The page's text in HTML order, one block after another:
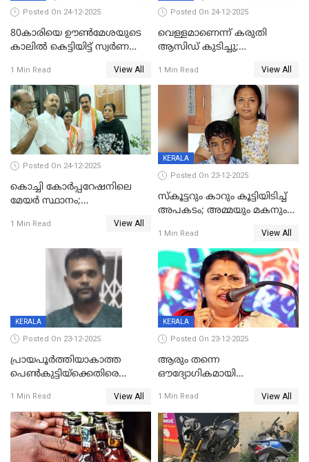
Posted On 24-12-2025
80കാരിയെ ഊൺമേശയുടെ
കാലിൽ കെട്ടിയിട്ട് സ്വർണവും
കൊച്ചുമകനും സുഹൃത്തും
അറസ്റ്റിൽ
1 Min Read View All
Posted On 24-12-2025
വെള്ളമാണെന്ന് കരുതി
ആസിഡ് കുടിച്ചു;
മരിച്ചു
1 Min Read View All
Posted On 24-12-2025
കൊച്ചി കോര്‍പ്പറേഷനിലെ
മേയര്‍ സ്ഥാനം;
രൂക്ഷം
1 Min Read View All
KERALA
Posted On 23-12-2025
സ്കൂട്ടറും കാറും കൂട്ടിയിടിച്ച്
അപകടം; അമ്മയും മകനും
ഗുരുതരാവസ്ഥയിൽ
1 Min Read View All
KERALA
Posted On 23-12-2025
പ്രായപൂർത്തിയാകാത്ത
പെൺകുട്ടിയ്ക്കെതിരെ
59 വർഷം തടവും 90,൦൦൦ രൂപ
പിഴയും ശിക്ഷ
1 Min Read View All
KERALA
Posted On 23-12-2025
ആരും തന്നെ
ഔദ്യോഗികമായി
കണ്ടെത്താൻ ഇന്ന് കോർ
കമ്മിറ്റി കൂടിയില്ല';
അതൃപ്തിയുമായി ദീപ്തി മേരി
വർഗീസ്
1 Min Read View All